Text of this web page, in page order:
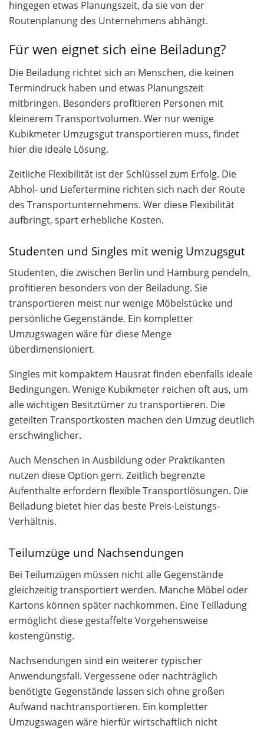
hingegen etwas Planungszeit, da sie von der
Routenplanung des Unternehmens abhängt.
Für wen eignet sich eine Beiladung?
Die Beiladung richtet sich an Menschen, die keinen
Termindruck haben und etwas Planungszeit
mitbringen. Besonders profitieren Personen mit
kleinerem Transportvolumen. Wer nur wenige
Kubikmeter Umzugsgut transportieren muss, findet
hier die ideale Lösung.
Zeitliche Flexibilität ist der Schlüssel zum Erfolg. Die
Abhol- und Liefertermine richten sich nach der Route
des Transportunternehmens. Wer diese Flexibilität
aufbringt, spart erhebliche Kosten.
Studenten und Singles mit wenig Umzugsgut
Studenten, die zwischen Berlin und Hamburg pendeln,
profitieren besonders von der Beiladung. Sie
transportieren meist nur wenige Möbelstücke und
persönliche Gegenstände. Ein kompletter
Umzugswagen wäre für diese Menge
überdimensioniert.
Singles mit kompaktem Hausrat finden ebenfalls ideale
Bedingungen. Wenige Kubikmeter reichen oft aus, um
alle wichtigen Besitztümer zu transportieren. Die
geteilten Transportkosten machen den Umzug deutlich
erschwinglicher.
Auch Menschen in Ausbildung oder Praktikanten
nutzen diese Option gern. Zeitlich begrenzte
Aufenthalte erfordern flexible Transportlösungen. Die
Beiladung bietet hier das beste Preis-Leistungs-
Verhältnis.
Teilumzüge und Nachsendungen
Bei Teilumzügen müssen nicht alle Gegenstände
gleichzeitig transportiert werden. Manche Möbel oder
Kartons können später nachkommen. Eine Teilladung
ermöglicht diese gestaffelte Vorgehensweise
kostengünstig.
Nachsendungen sind ein weiterer typischer
Anwendungsfall. Vergessene oder nachträglich
benötigte Gegenstände lassen sich ohne großen
Aufwand nachtransportieren. Ein kompletter
Umzugswagen wäre hierfür wirtschaftlich nicht